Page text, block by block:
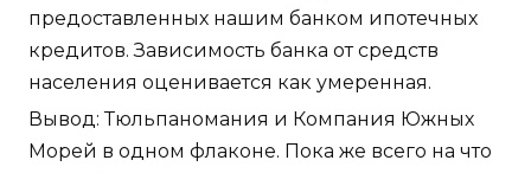
предоставленных нашим банком ипотечных
кредитов. Зависимость банка от средств
населения оценивается как умеренная.
Вывод: Тюльпаномания и Компания Южных
Морей в одном флаконе. Пока же всего на что